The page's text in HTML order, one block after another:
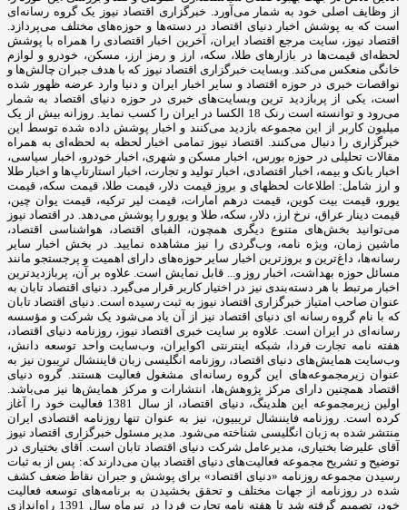
از وظایف اصلی خود به شمار می‌آورد. خبرگزاری اقتصاد نیوز یک گروه رسانه‌ای
است که به پوشش اخبار دنیای اقتصاد در دسته‌ها و حوزه‌های مختلف می‌پردازد.
اقتصاد نیوز، سایت مرجع اقتصاد ایران، آخرین اخبار اقتصادی را همراه با پوشش
لحظه‌ای قیمت‌ها در بازارهای طلا، سکه، ارز و رمز ارز، مسکن، خودرو و لوازم
خانگی منعکس می‌کند. وبسایت خبرگزاری اقتصاد نیوز که با هدف جبران چالش‌ها و
نواقصات خبری در حوزه اقتصاد و سایر اخبار ایران و دنیا وارد عرضه ظهور شده
است، یکی از پربازدید ترین وبسایت‌های خبری در حوزه دنیای اقتصاد به شمار
می‌رود و توانسته است رنک 18 الکسا در ایران را کسب نماید. روزانه بیش از یک
میلیون کاربر از این مجموعه بازدید می‌کنند و اخبار پوشش داده شده توسط این
خبرگزاری را دنبال می‌کنند. اقتصاد نیوز تمامی اخبار لحظه به لحظه‌ای به همراه
مقالات تحلیلی در حوزه بورس، اخبار مسکن و شهری، اخبار خودرو، اخبار سیاسی،
اخبار بانک و بیمه، اخبار اقتصادی، اخبار تولید و تجارت، اخبار استارتاپ‌ها و اخبار طلا
و ارز شامل: اطلاعات لحظهای و بروز قیمت دلار، قیمت طلا، قیمت سکه، قیمت
یورو، قیمت بیت کوین، قیمت درهم امارات، قیمت لیر ترکیه، قیمت یوان چین،
قیمت دینار عراق، نرخ ارز، دلار، سکه، طلا و یورو را پوشش می‌دهد. در اقتصاد نیوز
می‌توانید بخش‌های متنوع دیگری همچون، الفبای اقتصاد، هواشناسی اقتصاد،
ماشین زمان، ویژه نامه، وب‌گردی را نیز مشاهده نمایید. در بخش اخبار سایر
رسانه‌ها، داغ‌ترین و بروزترین اخبار سایر حوزه‌های دارای اهمیت و پرجستجو مانند
مسائل حوزه بهداشت، اخبار روز و... قابل نمایش است. علاوه بر آن، پربازدیدترین
اخبار مرتبط با هر دسته‌بندی نیز در اختیار کاربر قرار می‌گیرد. دنیای اقتصاد تابان به
عنوان صاحب امتیاز خبرگزاری اقتصاد نیوز به ثبت رسیده است. دنیای اقتصاد تابان
که با نام گروه رسانه ای دنیای اقتصاد نیز از آن یاد می‌شود یک شرکت و مؤسسه
رسانه‌ای در ایران است. علاوه بر سایت خبری اقتصاد نیوز، روزنامه دنیای اقتصاد،
هفته ‌نامه تجارت فردا، شبکه اینترنتی اکوایران، وب‌سایت واحد توسعه دانش،
وب‌سایت همایش‌های دنیای اقتصاد، روزنامه انگلیسی ‌زبان فایننشال تریبون نیز به
عنوان زیرمجموعه‌های این گروه رسانه‌ای مشغول فعالیت هستند. گروه دنیای
اقتصاد همچنین دارای مرکز پژوهش‌ها، انتشارات و مرکز همایش‌ها نیز می‌باشد.
اولین زیرمجموعه این هلدینگ، دنیای اقتصاد، از سال 1381 فعالیت خود را آغاز
کرده است. روزنامه فایننشال تریبیون، نیز به عنوان تنها روزنامه اقتصادی ایران
منتشر شده به زبان انگلیسی شناخته می‌شود. مدیر مسئول خبرگزاری اقتصاد نیوز
آقای علیرضا بختیاری، مدیرعامل شرکت دنیای اقتصاد تابان است. آقای بختیاری در
توضیح و تشریح مجموعه فعالیت‌های دنیای اقتصاد بیان می‌دارند که: پس از به ثبات
رسیدن مجموعه روزنامه «دنیای اقتصاد» برای پوشش و جبران نقاط ضعف کشف
شده در روزنامه از جهات مختلف و تحقق بخشیدن به برنامه‌های توسعه فعالیت
خود، تصمیم گرفته شد تا هفته نامه تجارت فردا در تیرماه سال 1391 راه‌اندازی